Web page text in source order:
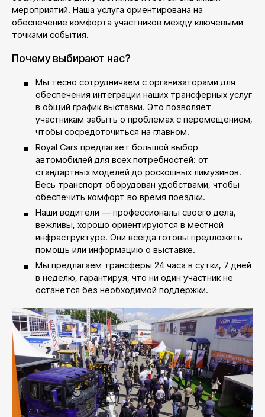
мероприятий. Наша услуга ориентирована на
обеспечение комфорта участников между ключевыми
точками события.
Почему выбирают нас?
Мы тесно сотрудничаем с организаторами для
обеспечения интеграции наших трансферных услуг
в общий график выставки. Это позволяет
участникам забыть о проблемах с перемещением,
чтобы сосредоточиться на главном.
Royal Cars предлагает большой выбор
автомобилей для всех потребностей: от
стандартных моделей до роскошных лимузинов.
Весь транспорт оборудован удобствами, чтобы
обеспечить комфорт во время поездки.
Наши водители — профессионалы своего дела,
вежливы, хорошо ориентируются в местной
инфраструктуре. Они всегда готовы предложить
помощь или информацию о выставке.
Мы предлагаем трансферы 24 часа в сутки, 7 дней
в неделю, гарантируя, что ни один участник не
останется без необходимой поддержки.